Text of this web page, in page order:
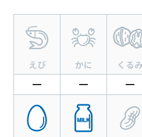
えび
━
かに
━
くるみ
━